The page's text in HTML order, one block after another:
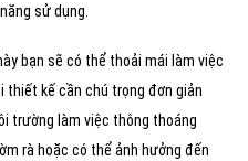
sử dụng.
bạn sẽ có thể thoải mái làm việc
thiết kế cần chú trọng đơn giản
trường làm việc thông thoáng
rà hoặc có thể ảnh hưởng đến